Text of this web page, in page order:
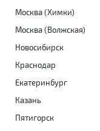
Москва (Химки)
Москва (Волжская)
Новосибирск
Краснодар
Екатеринбург
Казань
Пятигорск